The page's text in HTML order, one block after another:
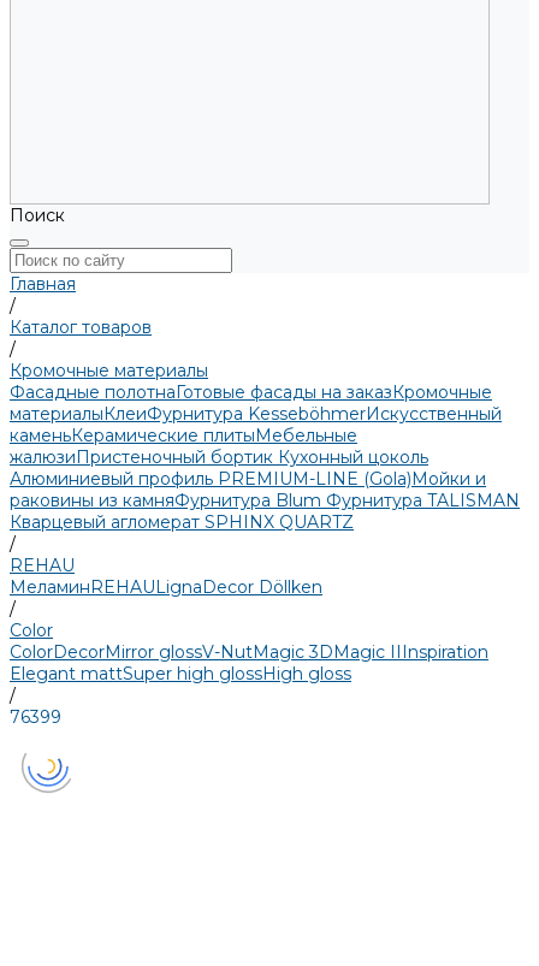
Поиск
Главная
/
Каталог товаров
/
Кромочные материалы
Фасадные полотнаГотовые фасады на заказКромочные
материалыКлеиФурнитура KesseböhmerИскусственный
каменьКерамические плитыМебельные
жалюзиПристеночный бортик Кухонный цоколь
Алюминиевый профиль PREMIUM-LINE (Gola)Мойки и
раковины из камняФурнитура Blum Фурнитура TALISMAN
Кварцевый агломерат SPHINX QUARTZ
/
REHAU
МеламинREHAULignaDecor Döllken
/
Color
ColorDecorMirror glossV-NutMagic 3DMagic IIInspiration
Elegant mattSuper high glossHigh gloss
/
76399